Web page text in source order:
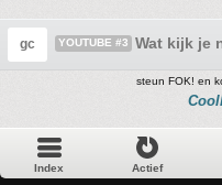
gc YOUTUBE #3 Wat kijk je
steun FOK! en
Index Actief